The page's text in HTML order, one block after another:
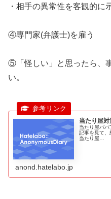
・相手の異常性を客観的に
④専門家(弁護士)を雇う
⑤「怪しい」と思ったら、
い。
当たり屋
当たり屋バ
記事を見て、
当たり屋…
anond.hatelabo.jp